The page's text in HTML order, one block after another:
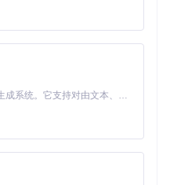
MiniMax H3 是一个通用的全模态生成系统。它支持对由文本、图像、视频和音频组成的多模态上下文进行统一理解，并能生成分辨率高达 2K、时长可达 15 秒的带原生立体声音频的视频。得益于面向任务泛化的系统设计，H3 在预训练阶段就已具备广泛的多模态上下文理解与生成能力，能够出色地执行复杂的多模态指令。